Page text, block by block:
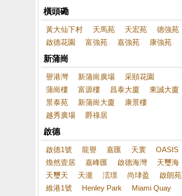
橫頭磡
黃大仙下村 天馬苑 天宏苑
德強苑
啟德花園
富強苑 嘉強苑 康強苑
新蒲崗
譽港灣 新蒲崗廣場
采頤花園
蒲崗樓
富源樓 昌泰大廈
東誠大廈
景泰苑
新蒲崗大廈
康景樓
越秀廣場
爵祿居
啟德
啟德1號 龍譽 嘉匯 天寰
OASIS
煥然壹居
嘉峰匯 啟德海灣
天璽海
天璽天
天瀧 澐璟 尚珒盈
啟朗苑
維港1號
Henley Park
Miami Quay